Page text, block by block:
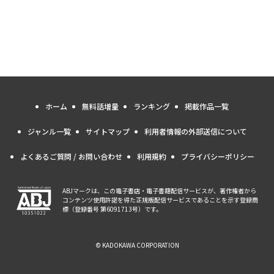
ホーム 無料話増量 ランキング 掲載作品一覧
ジャンル一覧 サイトマップ 利用者情報の外部送信について
よくあるご質問 / お問い合わせ 利用規約 プライバシーポリシー
ABJマークは、この電子書店・電子書籍配信サービスが、著作権者から
コンテンツ使用許諾を得た正規版配信サービスであることを示す登録商
標（登録番号 第6091713号）です。
© KADOKAWA CORPORATION